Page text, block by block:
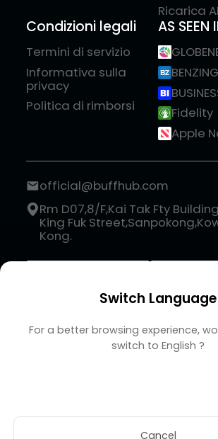
Ricarica
Condizioni legali
Termini di servizio
Informativa sulla
privacy
Politica di rimborsi
AS SEEN
Fidelity
Apple
official@buffhub.com
Rm D07,8/F,Kai Tak Fty
King Fuk
Kong.
Switch Language
For a better browsing experience,
switch to English ?
Cancel